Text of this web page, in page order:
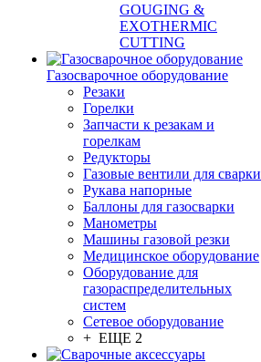
GOUGING &
EXOTHERMIC
CUTTING
Газосварочное оборудование
Резаки
Горелки
Запчасти к резакам и
горелкам
Редукторы
Газовые вентили для сварки
Рукава напорные
Баллоны для газосварки
Манометры
Машины газовой резки
Медицинское оборудование
Оборудование для
газораспределительных
систем
Сетевое оборудование
+ ЕЩЕ 2